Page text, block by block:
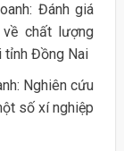
Đánh giá
chất lượng
tỉnh Đồng Nai
Nghiên cứu
số xí nghiệp